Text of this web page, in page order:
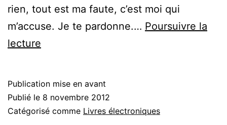
rien, tout est ma faute, c’est moi qui
m’accuse. Je te pardonne.… Poursuivre la
lecture
Publication mise en avant
Publié le 8 novembre 2012
Catégorisé comme Livres électroniques